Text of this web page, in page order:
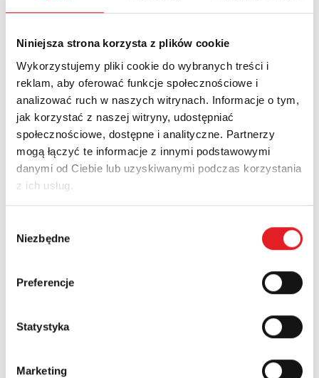
Niniejsza strona korzysta z plików cookie
Wykorzystujemy pliki cookie do wybranych treści i
reklam, aby oferować funkcje społecznościowe i
analizować ruch w naszych witrynach. Informacje o tym,
jak korzystać z naszej witryny, udostępniać
społecznościowe, dostępne i analityczne. Partnerzy
mogą łączyć te informacje z innymi podstawowymi
danymi od Ciebie lub uzyskiwanymi podczas korzystania
z ich usług.
zgody
Niezbędne
Preferencje
Statystyka
Marketing
Zapytaj o szczegóły oferty
Imię i nazwisko: *
Adres e-mail: *
Numer telefonu:
Województwo: